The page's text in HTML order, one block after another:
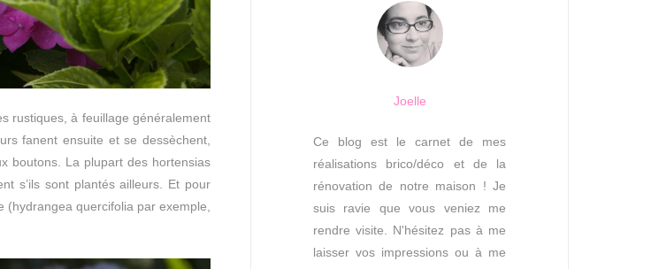
rustiques, à feuillage généralement
fanent ensuite et se dessèchent,
boutons. La plupart des hortensias
s’ils sont plantés ailleurs. Et pour
quercifolia par exemple,
Joelle
Ce blog est le carnet de mes
réalisations brico/déco et de la
rénovation de notre maison ! Je
suis ravie que vous veniez me
rendre visite. N'hésitez pas à me
laisser vos impressions ou à me